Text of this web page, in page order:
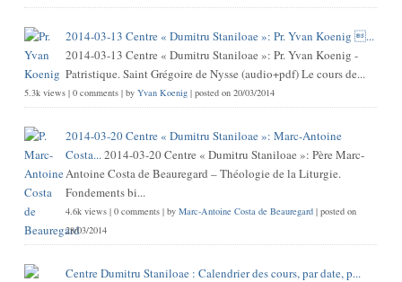
2014-03-13 Centre « Dumitru Staniloae »: Pr. Yvan Koenig ...
2014-03-13 Centre « Dumitru Staniloae »: Pr. Yvan Koenig -
Patristique. Saint Grégoire de Nysse (audio+pdf) Le cours de...
5.3k views| 0 comments| by Yvan Koenig| posted on 20/03/2014
2014-03-20 Centre « Dumitru Staniloae »: Marc-Antoine
Costa...2014-03-20 Centre « Dumitru Staniloae »: Père Marc-
Antoine Costa de Beauregard – Théologie de la Liturgie.
Fondements bi...
4.6k views| 0 comments| by Marc-Antoine Costa de Beauregard| posted on
28/03/2014
Centre Dumitru Staniloae : Calendrier des cours, par date, p...